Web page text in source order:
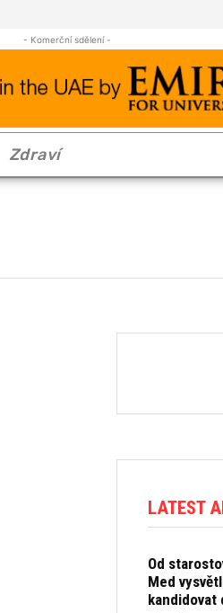
- Komerční sdělení -
Zdraví
LATEST
Od
Med
kandidovat